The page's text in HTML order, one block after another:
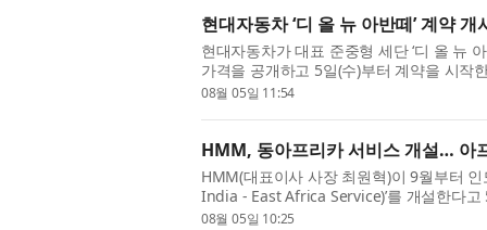
현대자동차 ‘디 올 뉴 아반떼’ 계약 개
현대자동차가 대표 준중형 세단 ‘디 올 뉴
가격을 공개하고 5일(수)부터 계약을 시작
경 모델로, △정교한 선과 면을 중심으로
08월 05일 11:54
HMM, 동아프리카 서비스 개설… 아
HMM(대표이사 사장 최원혁)이 9월부터
India - East Africa Service)’를 개설한다
중인 컨테이너 부문 ‘허브 앤 스포크(Hub &
08월 05일 10:25